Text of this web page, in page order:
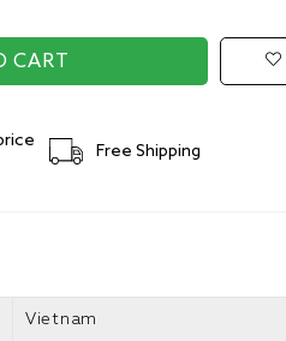
Free Shipping
Vietnam